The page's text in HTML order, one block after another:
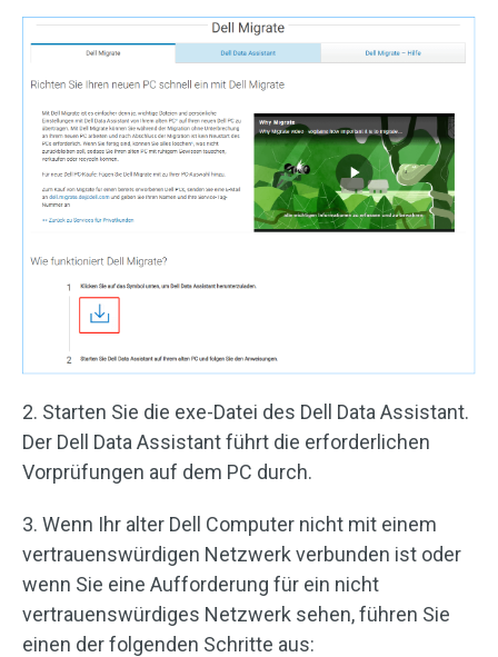
2. Starten Sie die exe-Datei des Dell Data Assistant.
Der Dell Data Assistant führt die erforderlichen
Vorprüfungen auf dem PC durch.
3. Wenn Ihr alter Dell Computer nicht mit einem
vertrauenswürdigen Netzwerk verbunden ist oder
wenn Sie eine Aufforderung für ein nicht
vertrauenswürdiges Netzwerk sehen, führen Sie
einen der folgenden Schritte aus: